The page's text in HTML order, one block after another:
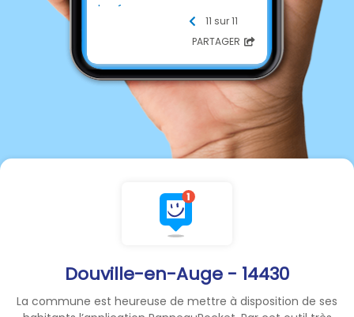
Douville-en-Auge - 14430
La commune est heureuse de mettre à disposition de ses
doo.fr
Le mardi de 17h30 à 19h00
_________________
Rappel des numéros
15Samu
Gendarmerie
Numéro d'urgence
3624
SOS Medecin
Allo Enfance maltraitée
3114Prévention suicide
11 sur 11
PARTAGER